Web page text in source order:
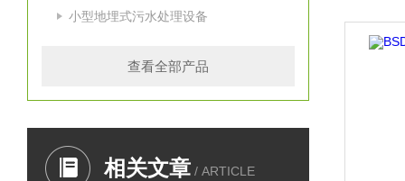
小型地埋式污水处理设备
查看全部产品
相关文章 / ARTICLE